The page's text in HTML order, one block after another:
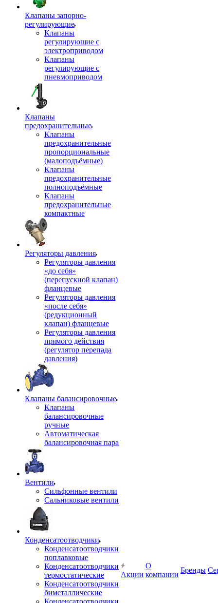
Клапаны запорно-
регулирующие
Клапаны
регулирующие с
электроприводом
Клапаны
регулирующие с
пневмоприводом
Клапаны
предохранительные
Клапаны
предохранительные
пропорциональные
(малоподъёмные)
Клапаны
предохранительные
полноподъёмные
Клапаны
предохранительные
компактные
Регуляторы давления
Регуляторы давления
«до себя»
(перепускной клапан)
фланцевые
Регуляторы давления
«после себя»
(редукционный
клапан) фланцевые
Регуляторы давления
прямого действия
(регулятор перепада
давления)
Клапаны балансировочные
Клапаны
балансировочные
ручные
Автоматическая
балансировочная пара
Вентили
Сильфонные вентили
Сальниковые вентили
Конденсатоотводчики
Конденсатоотводчики
поплавковые
Конденсатоотводчики
термостатические
Конденсатоотводчики
биметаллические
Конденсатоотводчики
Акции
О
компании
Бренды